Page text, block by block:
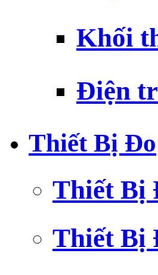
Khối
Điện
Thiết Bị Đo
Thiết Bị
Thiết Bị